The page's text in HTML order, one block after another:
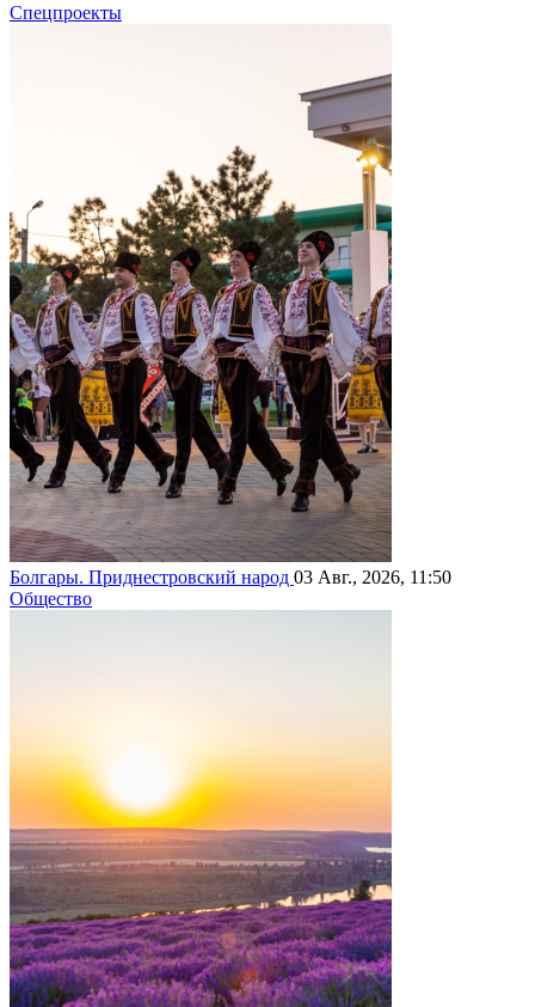
Спецпроекты
Болгары. Приднестровский народ 03 Авг., 2026, 11:50
Общество